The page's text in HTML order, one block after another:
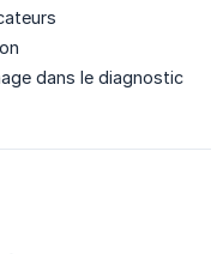
dans le diagnostic